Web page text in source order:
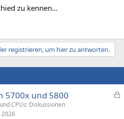
zu kennen...
registrieren, um hier zu antworten.
5700x und 5800
CPUs: Diskussionen
2026